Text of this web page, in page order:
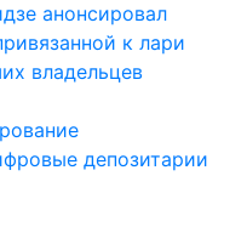
анонсировал
к лари
владельцев
депозитарии